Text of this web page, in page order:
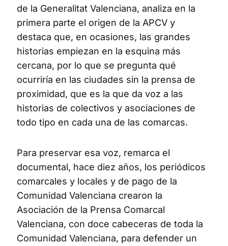
de la Generalitat Valenciana, analiza en la
primera parte el origen de la APCV y
destaca que, en ocasiones, las grandes
historias empiezan en la esquina más
cercana, por lo que se pregunta qué
ocurriría en las ciudades sin la prensa de
proximidad, que es la que da voz a las
historias de colectivos y asociaciones de
todo tipo en cada una de las comarcas.
Para preservar esa voz, remarca el
documental, hace diez años, los periódicos
comarcales y locales y de pago de la
Comunidad Valenciana crearon la
Asociación de la Prensa Comarcal
Valenciana, con doce cabeceras de toda la
Comunidad Valenciana, para defender un